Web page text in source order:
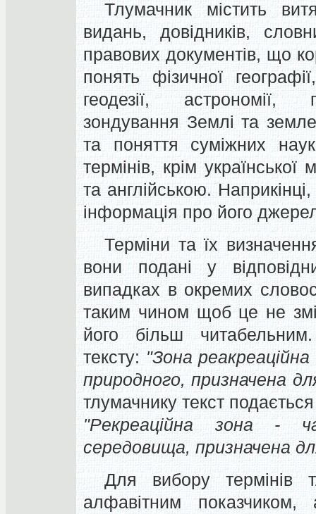
Тлумачник містить
видань, довідників,
правових документів, що
понять фізичної
геодезії, астрономії,
зондування Землі та
та поняття суміжних
термінів, крім
та англійською.
інформація про його
Терміни та їх
вони подані у
випадках в окремих
таким чином щоб це не
його більш
тексту: "Зона
природного, призначена
тлумачнику текст
"Рекреаційна зона -
середовища, призначена
Для вибору термінів
алфавітним